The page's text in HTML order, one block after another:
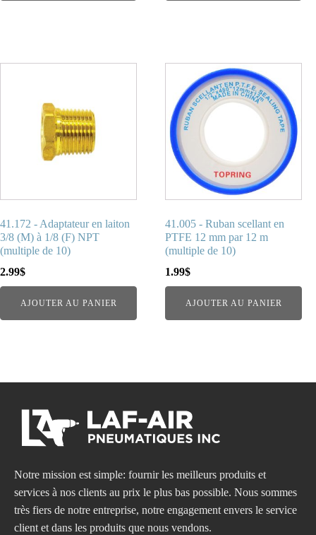
41.172 - Adaptateur en laiton
3/8 (M) à 1/8 (F) NPT
(multiple de 10)
2.99$
AJOUTER AU PANIER
41.005 - Ruban scellant en
PTFE 12 mm par 12 m
(multiple de 10)
1.99$
AJOUTER AU PANIER
Notre mission est simple: fournir les meilleurs produits et
services à nos clients au prix le plus bas possible. Nous sommes
très fiers de notre entreprise, notre engagement envers le service
client et dans les produits que nous vendons.